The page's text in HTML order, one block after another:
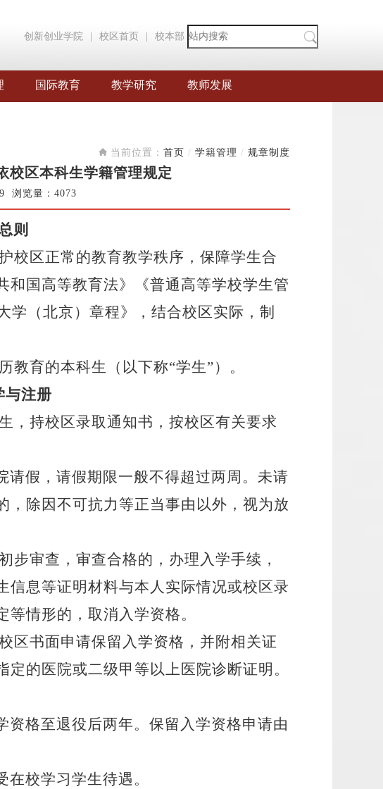
校本部
校区首页
创新创业学院
国际教育 教学研究 教师发展
当前位置： 首页 / 学籍管理 / 规章制度
校区本科生学籍管理规定
浏览量： 4073
则
校区正常的教育教学秩序，保障学生合
和国高等教育法》《普通高等学校学生管
学（北京）章程》，结合校区实际，制
教育的本科生（以下称“学生”）。
与注册
，持校区录取通知书，按校区有关要求
请假，请假期限一般不得超过两周。未请
，除因不可抗力等正当事由以外，视为放
步审查，审查合格的，办理入学手续，
信息等证明材料与本人实际情况或校区录
情形的，取消入学资格。
区书面申请保留入学资格，并附相关证
的医院或二级甲等以上医院诊断证明。
格至退役后两年。保留入学资格申请由
校学习学生待遇。